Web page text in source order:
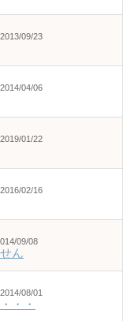
09/23
04/06
01/22
02/16
09/08
ん
08/01
・・